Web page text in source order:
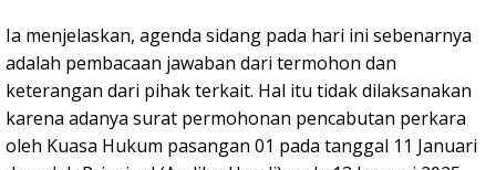
Ia menjelaskan, agenda sidang pada hari ini sebenarnya
adalah pembacaan jawaban dari termohon dan
keterangan dari pihak terkait. Hal itu tidak dilaksanakan
karena adanya surat permohonan pencabutan perkara
oleh Kuasa Hukum pasangan 01 pada tanggal 11 Januari